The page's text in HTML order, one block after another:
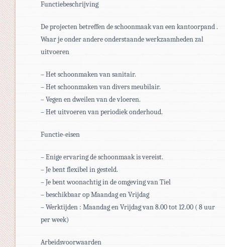
Functiebeschrijving
De projecten betreffen de schoonmaak van een kantoorpand .
Waar je onder andere onderstaande werkzaamheden zal
uitvoeren
– Het schoonmaken van sanitair.
– Het schoonmaken van divers meubilair.
– Vegen en dweilen van de vloeren.
– Het uitvoeren van periodiek onderhoud.
Functie-eisen
– Enige ervaring de schoonmaak is vereist.
– Je bent flexibel in gesteld.
– Je bent woonachtig in de omgeving van Tiel
– beschikbaar op Maandag en Vrijdag
– Werktijden : Maandag en Vrijdag van 8.00 tot 12.00 ( 8 uur
per week)
Arbeidsvoorwaarden